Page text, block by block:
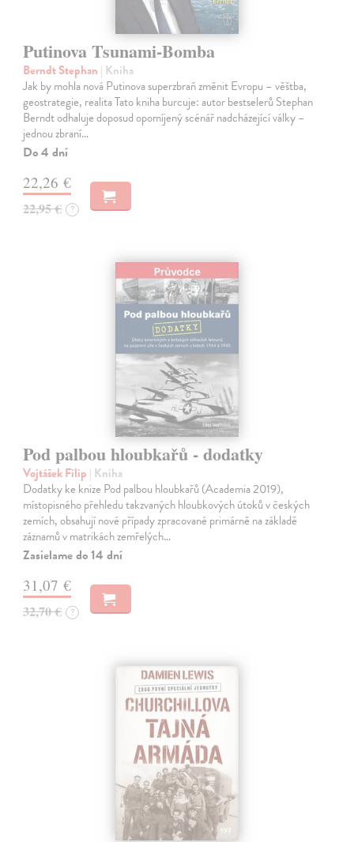
Putinova Tsunami-Bomba
Berndt Stephan | Kniha
Jak by mohla nová Putinova superzbraň změnit Evropu – věštba,
geostrategie, realita Tato kniha burcuje: autor bestselerů Stephan
Berndt odhaluje doposud opomíjený scénář nadcházející války –
jednou zbraní…
Do 4 dní
22,26 €
22,95 € ?
Pod palbou hloubkařů - dodatky
Vojtášek Filip | Kniha
Dodatky ke knize Pod palbou hloubkařů (Academia 2019),
místopisného přehledu takzvaných hloubkových útoků v českých
zemích, obsahují nové případy zpracované primárně na základě
záznamů v matrikách zemřelých…
Zasielame do 14 dní
31,07 €
32,70 € ?